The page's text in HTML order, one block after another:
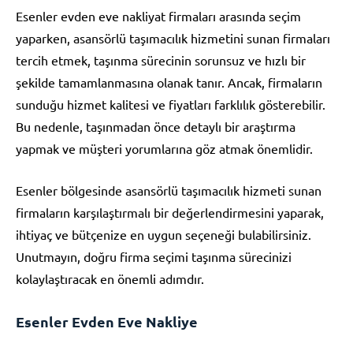
Esenler evden eve nakliyat firmaları arasında seçim
yaparken, asansörlü taşımacılık hizmetini sunan firmaları
tercih etmek, taşınma sürecinin sorunsuz ve hızlı bir
şekilde tamamlanmasına olanak tanır. Ancak, firmaların
sunduğu hizmet kalitesi ve fiyatları farklılık gösterebilir.
Bu nedenle, taşınmadan önce detaylı bir araştırma
yapmak ve müşteri yorumlarına göz atmak önemlidir.
Esenler bölgesinde asansörlü taşımacılık hizmeti sunan
firmaların karşılaştırmalı bir değerlendirmesini yaparak,
ihtiyaç ve bütçenize en uygun seçeneği bulabilirsiniz.
Unutmayın, doğru firma seçimi taşınma sürecinizi
kolaylaştıracak en önemli adımdır.
Esenler Evden Eve Nakliye